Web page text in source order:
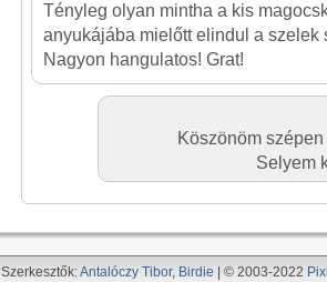
Tényleg olyan mintha a kis
anyukájába mielőtt elindul a szelek
Nagyon hangulatos! Grat!
Köszönöm
Selyem
Szerkesztők:Antalóczy Tibor, Birdie | © 2003-2022